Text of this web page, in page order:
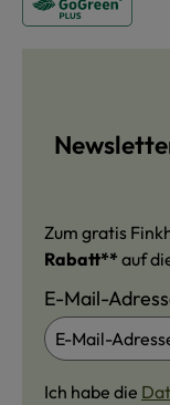
Zum gratis
Rabatt** auf
E-Mail-
Ich habe die